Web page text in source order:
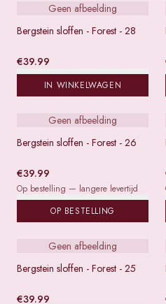
Geen afbeelding
Bergstein sloffen - Forest - 28
€39.99
IN WINKELWAGEN
Geen afbeelding
Bergstein sloffen - Forest - 26
€39.99
Op bestelling — langere levertijd
OP BESTELLING
Geen afbeelding
Bergstein sloffen - Forest - 25
€39.99